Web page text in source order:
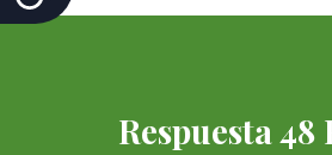
Respuesta 48